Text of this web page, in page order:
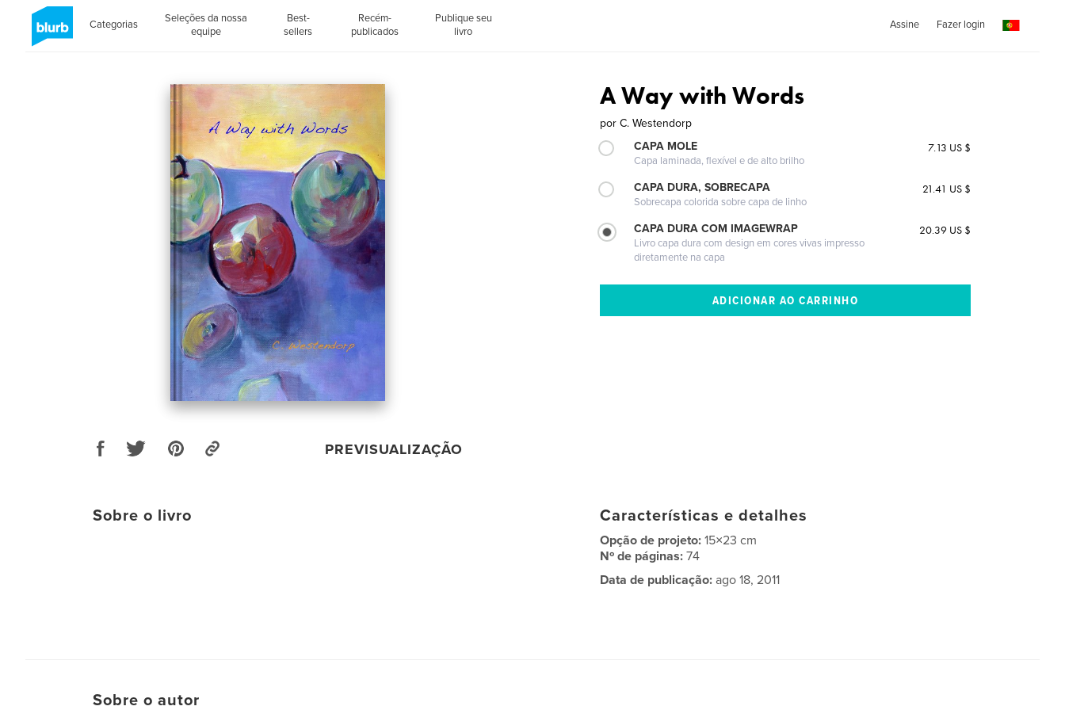
Categorias
Seleções da nossa
equipe
Best-
sellers
Recém-
publicados
Publique seu
livro
Assine Fazer login
PREVISUALIZAÇÃO
A Way with Words
por C. Westendorp
CAPA MOLE
Capa laminada, flexível e de alto brilho
7.13 US $
CAPA DURA, SOBRECAPA
Sobrecapa colorida sobre capa de linho
21.41 US $
CAPA DURA COM IMAGEWRAP
Livro capa dura com design em cores vivas impresso
diretamente na capa
20.39 US $
Sobre o livro Características e detalhes
Opção de projeto:15×23 cm
Nº de páginas:74
Data de publicação: ago 18, 2011
Sobre o autor